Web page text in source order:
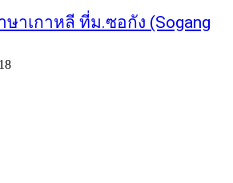
าเกาหลี ที่ม.ซอกัง (Sogang